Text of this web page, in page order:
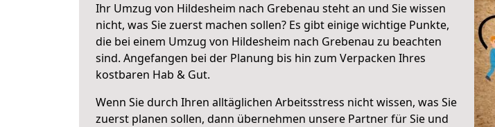
Ihr Umzug von Hildesheim nach Grebenau steht an und Sie wissen
nicht, was Sie zuerst machen sollen? Es gibt einige wichtige Punkte,
die bei einem Umzug von Hildesheim nach Grebenau zu beachten
sind. Angefangen bei der Planung bis hin zum Verpacken Ihres
kostbaren Hab & Gut.
Wenn Sie durch Ihren alltäglichen Arbeitsstress nicht wissen, was Sie
zuerst planen sollen, dann übernehmen unsere Partner für Sie und